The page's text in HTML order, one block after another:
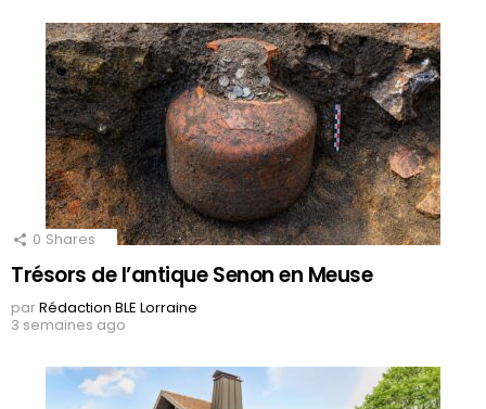
0 Shares
Trésors de l’antique Senon en Meuse
parRédaction BLE Lorraine
3 semaines ago